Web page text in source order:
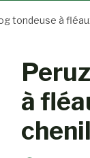
tondeuse à
à